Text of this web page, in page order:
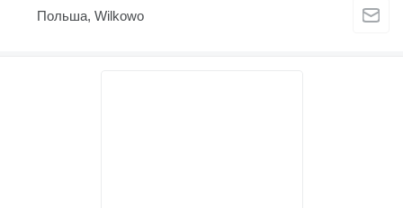
Польша, Wilkowo